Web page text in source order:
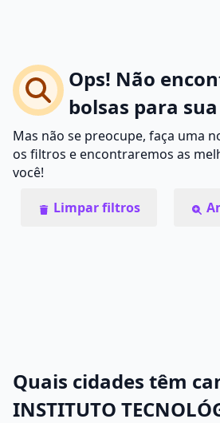
Ops! Não
bolsas para
Mas não se preocupe, faça uma
os filtros e encontraremos as
você!
Limpar filtros
Quais cidades têm
INSTITUTO